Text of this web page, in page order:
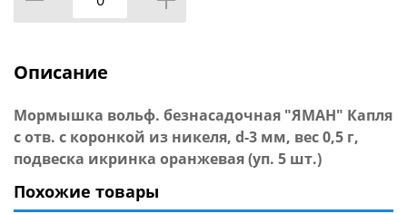
Описание
Мормышка вольф. безнасадочная "ЯМАН" Капля
с отв. с коронкой из никеля, d-3 мм, вес 0,5 г,
подвеска икринка оранжевая (уп. 5 шт.)
Похожие товары